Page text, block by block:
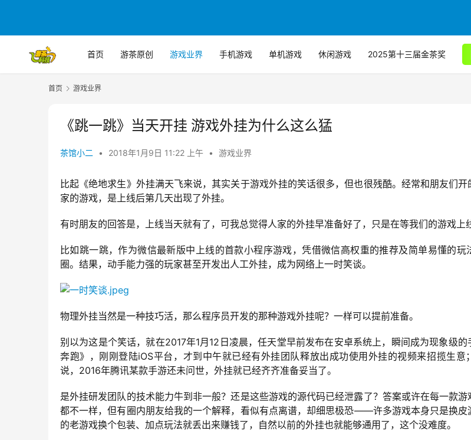
首页 游茶原创 游戏业界 手机游戏 单机游戏 休闲游戏 2025第十三届金茶奖
首页 游戏业界
《跳一跳》当天开挂 游戏外挂为什么这么猛
茶馆小二 • 2018年1月9日 11:22 上午 • 游戏业界
比起《绝地求生》外挂满天飞来说，其实关于游戏外挂的笑话很多，但也很残酷。经常和朋友们
家的游戏，是上线后第几天出现了外挂。
有时朋友的回答是，上线当天就有了，可我总觉得人家的外挂早准备好了，只是在等我们的游戏上
比如跳一跳，作为微信最新版中上线的首款小程序游戏，凭借微信高权重的推荐及简单易懂的玩
圈。结果，动手能力强的玩家甚至开发出人工外挂，成为网络上一时笑谈。
物理外挂当然是一种技巧活，那么程序员开发的那种游戏外挂呢？一样可以提前准备。
别以为这是个笑话，就在2017年1月12日凌晨，任天堂早前发布在安卓系统上，瞬间成为现象级的
奔跑》，刚刚登陆iOS平台，才到中午就已经有外挂团队释放出成功使用外挂的视频来招揽生意
说，2016年腾讯某款手游还未问世，外挂就已经齐齐准备妥当了。
是外挂研发团队的技术能力牛到非一般？还是这些游戏的源代码已经泄露了？答案或许在每一款游
都不一样，但有圈内朋友给我的一个解释，看似有点离谱，却细思极恐——许多游戏本身只是换皮
的老游戏换个包装、加点玩法就丢出来赚钱了，自然以前的外挂也就能够通用了，这个没难度。